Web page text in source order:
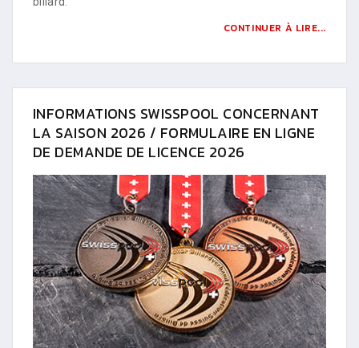
CONTINUER À LIRE...
INFORMATIONS SWISSPOOL CONCERNANT
LA SAISON 2026 / FORMULAIRE EN LIGNE
DE DEMANDE DE LICENCE 2026